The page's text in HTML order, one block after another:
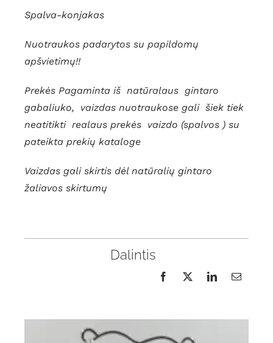
Spalva-konjakas
Nuotraukos padarytos su papildomų
apšvietimų!!
Prekės Pagaminta iš natūralaus gintaro
gabaliuko, vaizdas nuotraukose gali šiek tiek
neatitikti realaus prekės vaizdo (spalvos ) su
pateikta prekių kataloge
Vaizdas gali skirtis dėl natūralių gintaro
žaliavos skirtumų
Dalintis